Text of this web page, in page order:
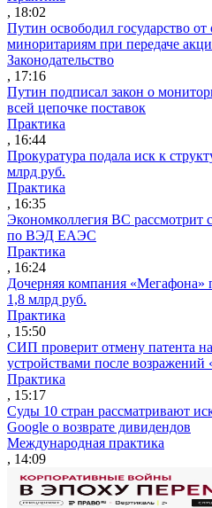
, 18:02
Путин освободил государство от
миноритариям при передаче
Законодательство
, 17:16
Путин подписал закон о
всей цепочке поставок
Практика
, 16:44
Прокуратура подала иск к
млрд руб.
Практика
, 16:35
Экономколлегия ВС рассмотрит
по ВЭД ЕАЭС
Практика
, 16:24
Дочерняя компания «Мегафона»
1,8 млрд руб.
Практика
, 15:50
СИП проверит отмену патента
устройствами после возражений
Практика
, 15:17
Суды 10 стран рассматривают
Google о возврате дивидендов
Международная практика
, 14:09